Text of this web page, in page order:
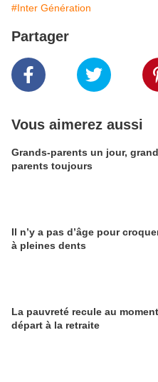
#Inter Génération
Partager
Vous aimerez aussi
Grands-parents un jour,
parents toujours
Il n’y a pas d’âge pour
à pleines dents
La pauvreté recule au
départ à la retraite